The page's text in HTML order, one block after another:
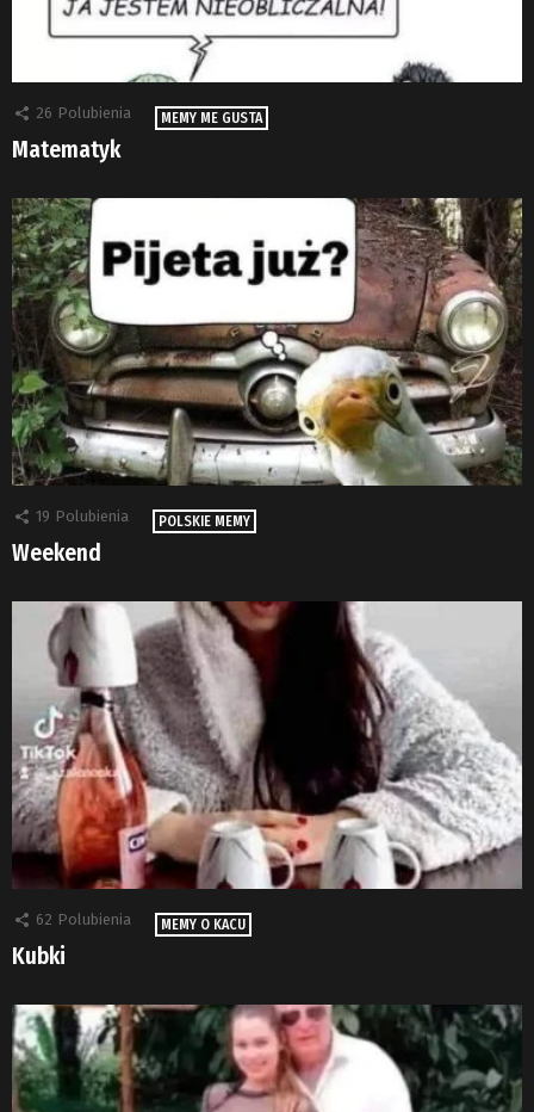
26 Polubienia MEMY ME GUSTA
Matematyk
19 Polubienia POLSKIE MEMY
Weekend
62 Polubienia MEMY O KACU
Kubki